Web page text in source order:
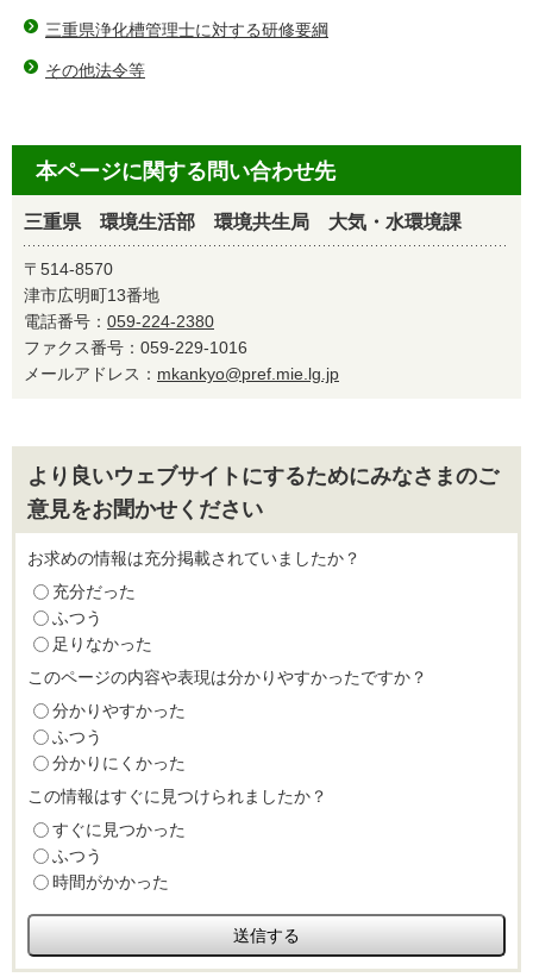
三重県浄化槽管理士に対する研修要綱
その他法令等
本ページに関する問い合わせ先
三重県 環境生活部 環境共生局 大気・水環境課
〒514-8570
津市広明町13番地
電話番号： 059-224-2380
ファクス番号：059-229-1016
メールアドレス： mkankyo@pref.mie.lg.jp
より良いウェブサイトにするためにみなさまのご
意見をお聞かせください
お求めの情報は充分掲載されていましたか？
充分だった
ふつう
足りなかった
このページの内容や表現は分かりやすかったですか？
分かりやすかった
ふつう
分かりにくかった
この情報はすぐに見つけられましたか？
すぐに見つかった
ふつう
時間がかかった